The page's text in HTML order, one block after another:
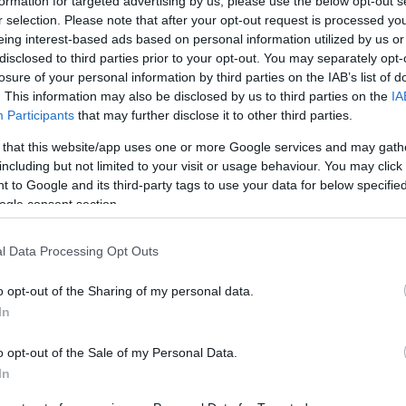
selection. Please note that after your opt-out request is processed
interest-based ads based on personal information utilized by us
to third parties prior to your opt-out. You may separately
of your personal information by third parties on the IAB’s list of
This information may also be disclosed by us to third parties on the
Participants that may further disclose it to other third parties.
that this website/app uses one or more Google services and may
but not limited to your visit or usage behaviour. You may
to Google and its third-party tags to use your data for below
consent section.
Data Processing Opt Outs
opt-out of the Sharing of my personal data.
opt-out of the Sale of my Personal Data.
LIVE! Lemaradtál? Sebaj, most meghallgathatod, milyen volt
a show!
tovább
Miért kellett meghalnia 12 lánynak?
2016. 04. 02.| Kultúrpart
A feleséget nem hagyja nyugodni férje tette, ezért
nyomozni kezd. Egy újbudai gyárépületben derül fény a
túlélési stratégiákra, és a titokra.
tovább
Túlélés jelenetek szolgáló lányokra
AKompánia Színházi TársulatazArtusban adja elő
a súlyos következményekkel járó árulás történetében.
A
A